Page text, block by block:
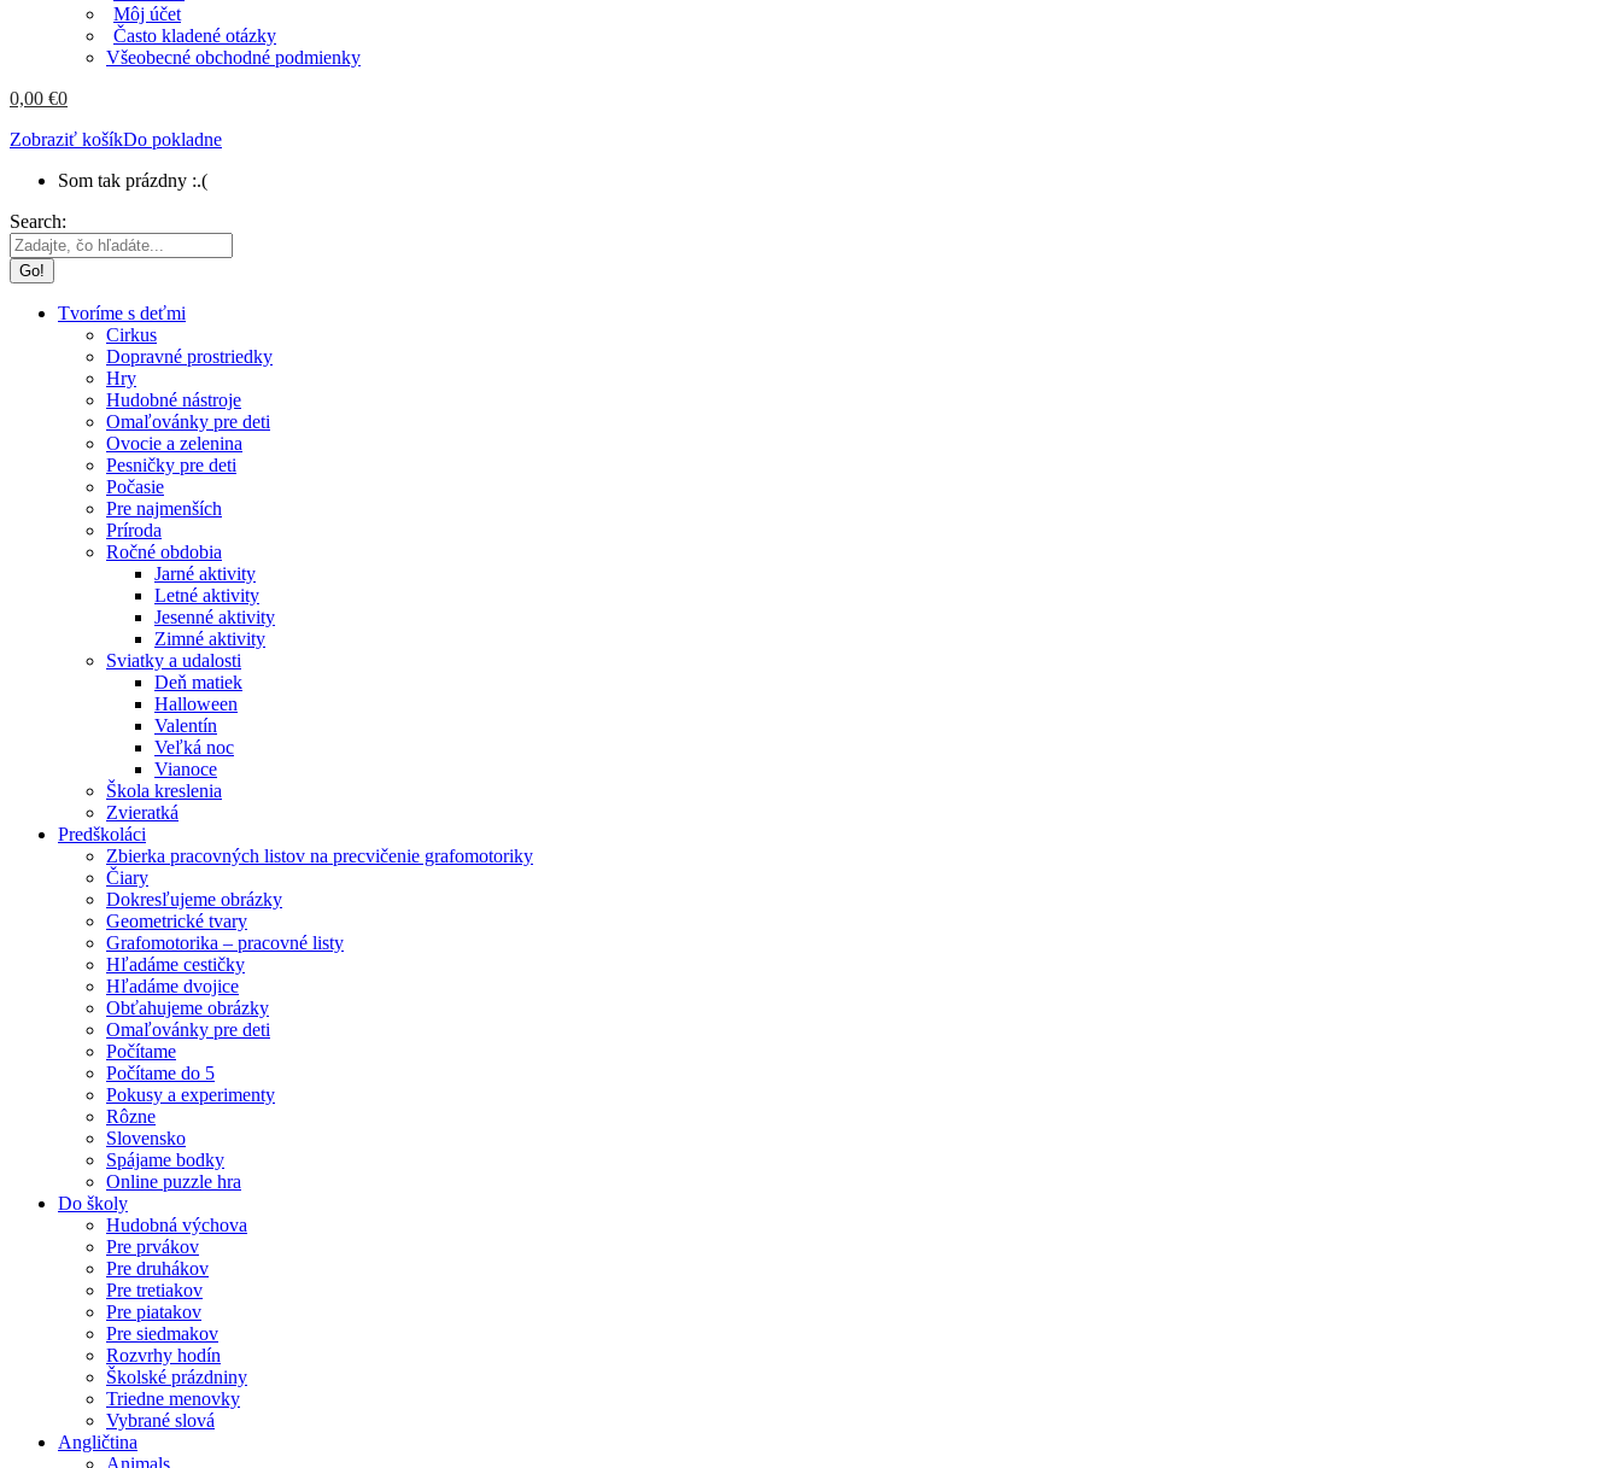
Môj účet
Často kladené otázky
Všeobecné obchodné podmienky
0,00 €0
Zobraziť košíkDo pokladne
Som tak prázdny :.(
Search:
Tvoríme s deťmi
Cirkus
Dopravné prostriedky
Hry
Hudobné nástroje
Omaľovánky pre deti
Ovocie a zelenina
Pesničky pre deti
Počasie
Pre najmenších
Príroda
Ročné obdobia
Jarné aktivity
Letné aktivity
Jesenné aktivity
Zimné aktivity
Sviatky a udalosti
Deň matiek
Halloween
Valentín
Veľká noc
Vianoce
Škola kreslenia
Zvieratká
Predškoláci
Zbierka pracovných listov na precvičenie grafomotoriky
Čiary
Dokresľujeme obrázky
Geometrické tvary
Grafomotorika – pracovné listy
Hľadáme cestičky
Hľadáme dvojice
Obťahujeme obrázky
Omaľovánky pre deti
Počítame
Počítame do 5
Pokusy a experimenty
Rôzne
Slovensko
Spájame bodky
Online puzzle hra
Do školy
Hudobná výchova
Pre prvákov
Pre druhákov
Pre tretiakov
Pre piatakov
Pre siedmakov
Rozvrhy hodín
Školské prázdniny
Triedne menovky
Vybrané slová
Angličtina
Animals